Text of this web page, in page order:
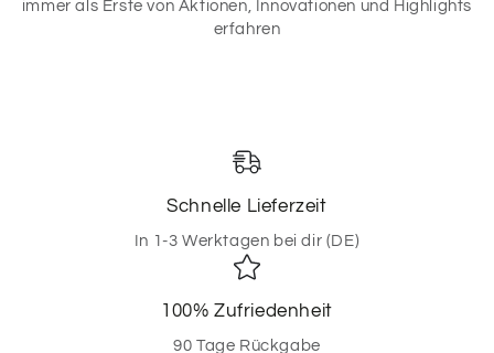
immer als Erste von Aktionen, Innovationen und Highlights
erfahren
Schnelle Lieferzeit
In 1-3 Werktagen bei dir (DE)
100% Zufriedenheit
90 Tage Rückgabe